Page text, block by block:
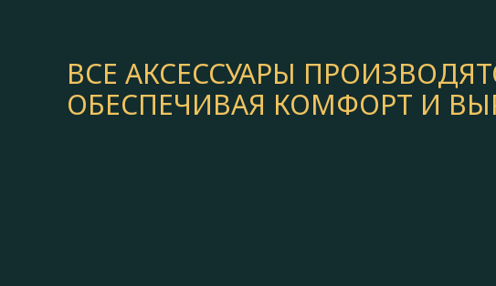
ВСЕ АКСЕССУАРЫ
ОБЕСПЕЧИВАЯ КОМФОРТ И